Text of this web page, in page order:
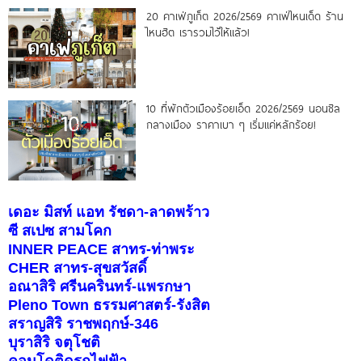
20 คาเฟ่ภูเก็ต 2026/2569 คาเฟ่ไหนเด็ด ร้าน
ไหนฮิต เรารวมไว้ให้แล้ว!
10 ที่พักตัวเมืองร้อยเอ็ด 2026/2569 นอนชิล
กลางเมือง ราคาเบา ๆ เริ่มแค่หลักร้อย!
เดอะ มิสท์ แอท รัชดา-ลาดพร้าว
ซี สเปซ สามโคก
INNER PEACE สาทร-ท่าพระ
CHER สาทร-สุขสวัสดิ์
อณาสิริ ศรีนครินทร์-แพรกษา
Pleno Town ธรรมศาสตร์-รังสิต
สราญสิริ ราชพฤกษ์-346
บุราสิริ จตุโชติ